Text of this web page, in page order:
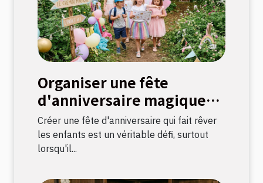
Organiser une fête
d'anniversaire magique
avec une chasse au trésor
sur le thème licorne
Créer une fête d'anniversaire qui fait rêver
les enfants est un véritable défi, surtout
lorsqu'il...